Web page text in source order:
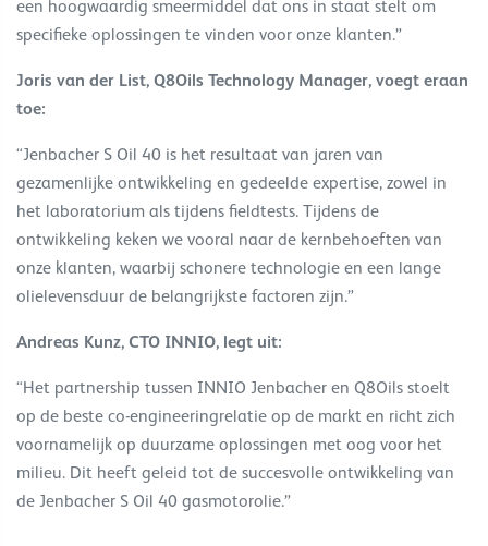
een hoogwaardig smeermiddel dat ons in staat stelt om
specifieke oplossingen te vinden voor onze klanten.”
Joris van der List, Q8Oils Technology Manager, voegt eraan
toe:
“Jenbacher S Oil 40 is het resultaat van jaren van
gezamenlijke ontwikkeling en gedeelde expertise, zowel in
het laboratorium als tijdens fieldtests. Tijdens de
ontwikkeling keken we vooral naar de kernbehoeften van
onze klanten, waarbij schonere technologie en een lange
olielevensduur de belangrijkste factoren zijn.”
Andreas Kunz, CTO INNIO, legt uit:
“Het partnership tussen INNIO Jenbacher en Q8Oils stoelt
op de beste co-engineeringrelatie op de markt en richt zich
voornamelijk op duurzame oplossingen met oog voor het
milieu. Dit heeft geleid tot de succesvolle ontwikkeling van
de Jenbacher S Oil 40 gasmotorolie.”